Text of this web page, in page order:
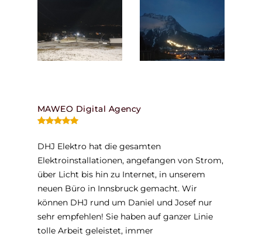
MAWEO Digital Agency
DHJ Elektro hat die gesamten
Elektroinstallationen, angefangen von Strom,
über Licht bis hin zu Internet, in unserem
neuen Büro in Innsbruck gemacht. Wir
können DHJ rund um Daniel und Josef nur
sehr empfehlen! Sie haben auf ganzer Linie
tolle Arbeit geleistet, immer